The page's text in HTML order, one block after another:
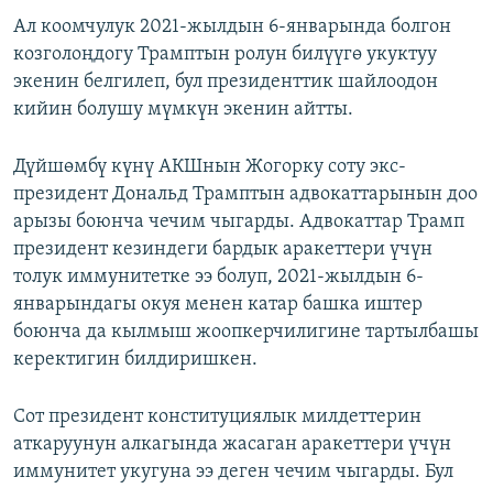
Ал коомчулук 2021-жылдын 6-январында болгон
козголоңдогу Трамптын ролун билүүгө укуктуу
экенин белгилеп, бул президенттик шайлоодон
кийин болушу мүмкүн экенин айтты.
Дүйшөмбү күнү АКШнын Жогорку соту экс-
президент Дональд Трамптын адвокаттарынын доо
арызы боюнча чечим чыгарды. Адвокаттар Трамп
президент кезиндеги бардык аракеттери үчүн
толук иммунитетке ээ болуп, 2021-жылдын 6-
январындагы окуя менен катар башка иштер
боюнча да кылмыш жоопкерчилигине тартылбашы
керектигин билдиришкен.
Сот президент конституциялык милдеттерин
аткаруунун алкагында жасаган аракеттери үчүн
иммунитет укугуна ээ деген чечим чыгарды. Бул